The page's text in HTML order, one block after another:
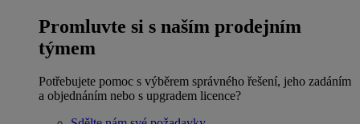
Promluvte si s naším prodejním
týmem
Potřebujete pomoc s výběrem správného řešení, jeho zadáním
a objednáním nebo s upgradem licence?